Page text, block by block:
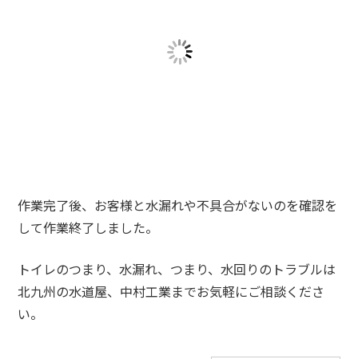
作業完了後、お客様と水漏れや不具合がないのを確認を
して作業終了しました。
トイレのつまり、水漏れ、つまり、水回りのトラブルは
北九州の水道屋、中村工業までお気軽にご相談くださ
い。